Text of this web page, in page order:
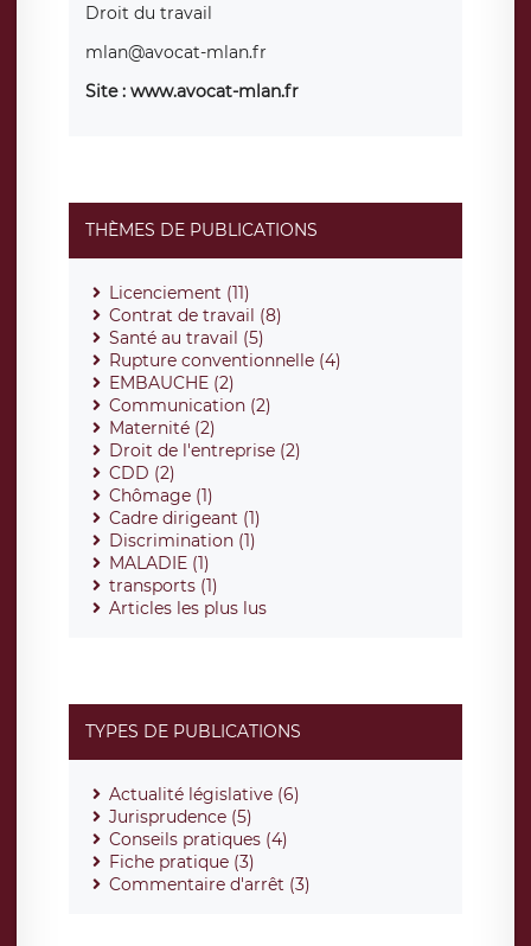
Droit du travail
mlan@avocat-mlan.fr
Site : www.avocat-mlan.fr
THÈMES DE PUBLICATIONS
Licenciement (11)
Contrat de travail (8)
Santé au travail (5)
Rupture conventionnelle (4)
EMBAUCHE (2)
Communication (2)
Maternité (2)
Droit de l'entreprise (2)
CDD (2)
Chômage (1)
Cadre dirigeant (1)
Discrimination (1)
MALADIE (1)
transports (1)
Articles les plus lus
TYPES DE PUBLICATIONS
Actualité législative (6)
Jurisprudence (5)
Conseils pratiques (4)
Fiche pratique (3)
Commentaire d'arrêt (3)